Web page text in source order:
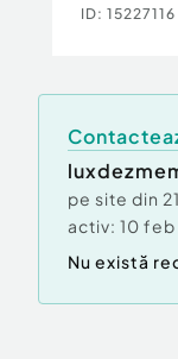
ID: 15227116
pe site din
activ: 10 feb
Nu există